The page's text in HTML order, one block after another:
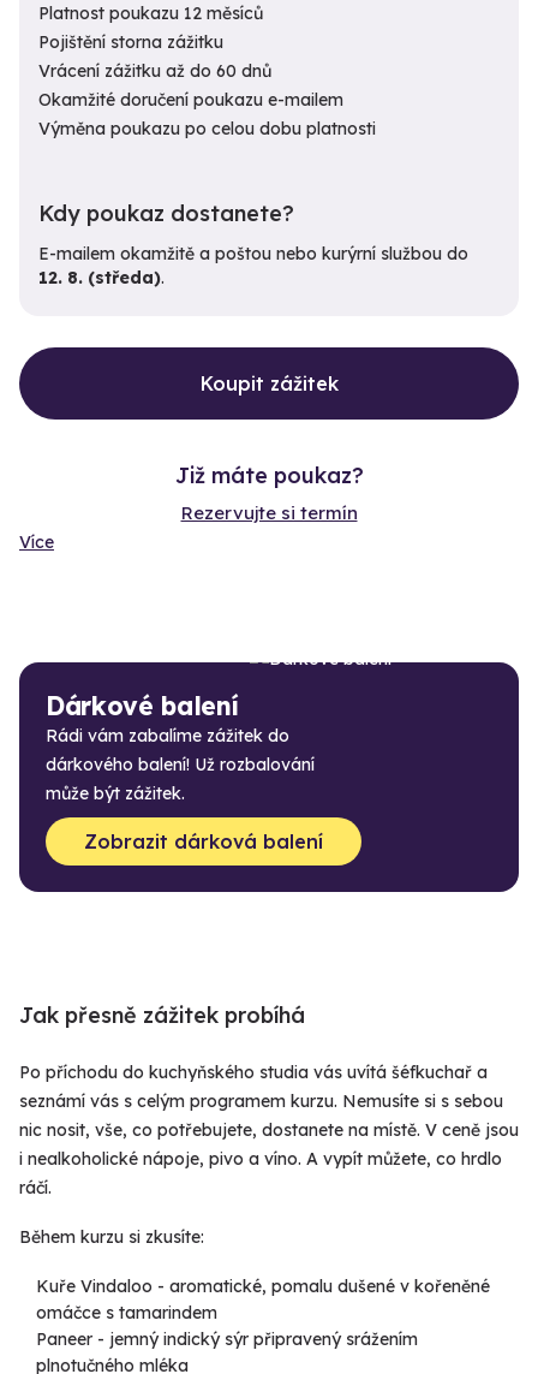
Platnost poukazu 12 měsíců
Pojištění storna zážitku
Vrácení zážitku až do 60 dnů
Okamžité doručení poukazu e-mailem
Výměna poukazu po celou dobu platnosti
Kdy poukaz dostanete?
E-mailem okamžitě a poštou nebo kurýrní službou do
12. 8. (středa).
Koupit zážitek
Již máte poukaz?
Rezervujte si termín
Více
Dárkové balení
Rádi vám zabalíme zážitek do
dárkového balení! Už rozbalování
může být zážitek.
Zobrazit dárková balení
Jak přesně zážitek probíhá
Po příchodu do kuchyňského studia vás uvítá šéfkuchař a
seznámí vás s celým programem kurzu. Nemusíte si s sebou
nic nosit, vše, co potřebujete, dostanete na místě. V ceně jsou
i nealkoholické nápoje, pivo a víno. A vypít můžete, co hrdlo
ráčí.
Během kurzu si zkusíte:
Kuře Vindaloo - aromatické, pomalu dušené v kořeněné
omáčce s tamarindem
Paneer - jemný indický sýr připravený srážením
plnotučného mléka